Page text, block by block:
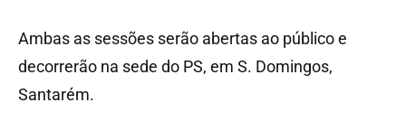
Ambas as sessões serão abertas ao público e
decorrerão na sede do PS, em S. Domingos,
Santarém.